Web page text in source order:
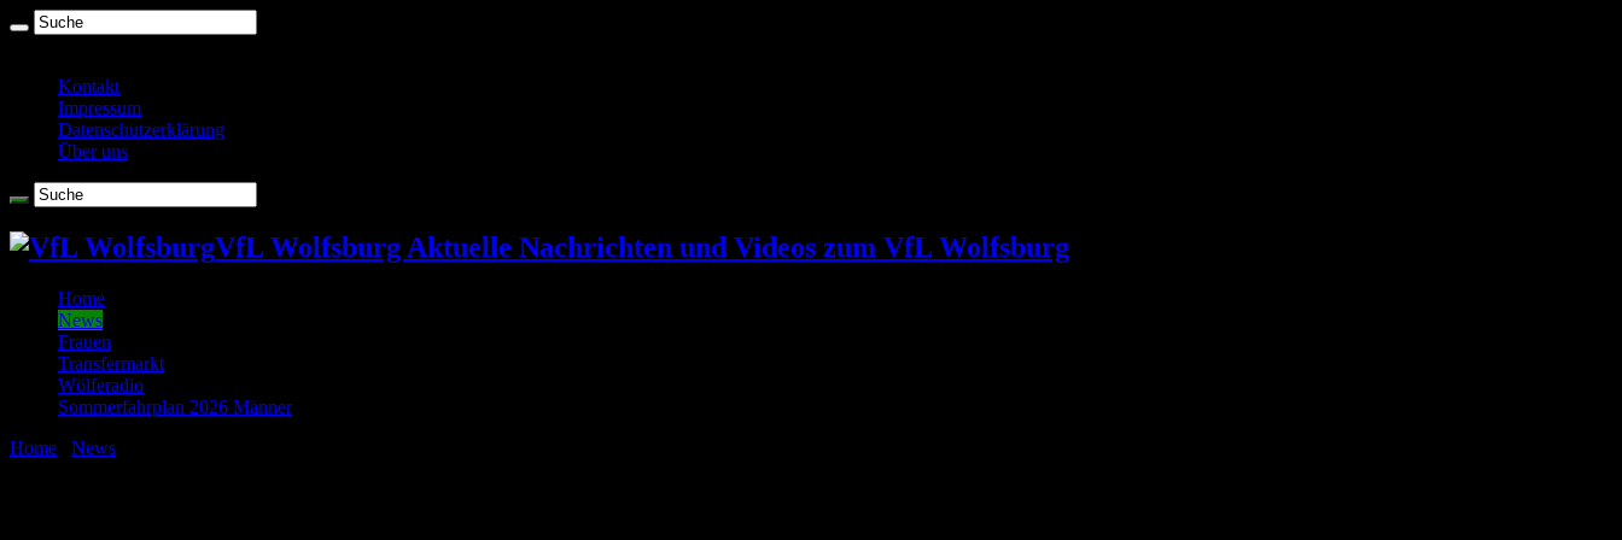
Kontakt
Impressum
Datenschutzerklärung
Über uns
VfL Wolfsburg Aktuelle Nachrichten und Videos zum VfL Wolfsburg
Home
News
Frauen
Transfermarkt
Wölferadio
Sommerfahrplan 2026 Männer
Home
News